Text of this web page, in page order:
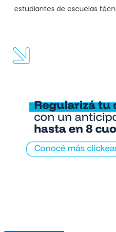
estudiantes de escuelas